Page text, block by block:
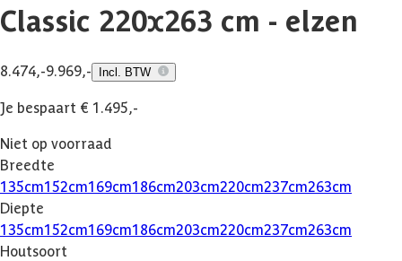
Classic 220x263 cm - elzen
8.474,-9.969,- Incl. BTW
Je bespaart € 1.495,-
Niet op voorraad
Breedte
135cm152cm169cm186cm203cm220cm237cm263cm
Diepte
135cm152cm169cm186cm203cm220cm237cm263cm
Houtsoort